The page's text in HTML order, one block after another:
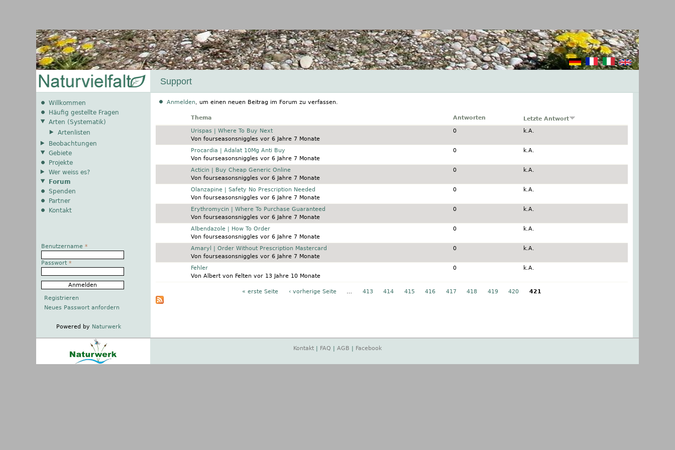
Support
Anmelden, um einen neuen Beitrag im Forum zu verfassen.
Thema Antworten
Letzte Antwort
Normales ThemaUrispas | Where To Buy Next
Von fourseasonsnigglesvor 6 Jahre 7 Monate
0 k.A.
Normales ThemaProcardia | Adalat 10Mg Anti Buy
Von fourseasonsnigglesvor 6 Jahre 7 Monate
0 k.A.
Normales ThemaActicin | Buy Cheap Generic Online
Von fourseasonsnigglesvor 6 Jahre 7 Monate
0 k.A.
Normales ThemaOlanzapine | Safety No Prescription Needed
Von fourseasonsnigglesvor 6 Jahre 7 Monate
0 k.A.
Normales ThemaErythromycin | Where To Purchase Guaranteed
Von fourseasonsnigglesvor 6 Jahre 7 Monate
0 k.A.
Normales ThemaAlbendazole | How To Order
Von fourseasonsnigglesvor 6 Jahre 7 Monate
0 k.A.
Normales ThemaAmaryl | Order Without Prescription Mastercard
Von fourseasonsnigglesvor 6 Jahre 7 Monate
0 k.A.
Normales Thema
Fehler
Von Albert von Felten vor 13 Jahre 10 Monate
0 k.A.
« erste Seite ‹ vorherige Seite … 413 414 415 416 417 418 419 420 421
Willkommen
Häufig gestellte Fragen
Arten (Systematik)
Artenlisten
Beobachtungen
Gebiete
Projekte
Wer weiss es?
Forum
Spenden
Partner
Kontakt
Benutzername *
Passwort *
Registrieren
Neues Passwort anfordern
Powered by Naturwerk
Kontakt FAQ AGB Facebook